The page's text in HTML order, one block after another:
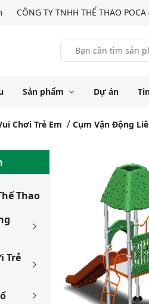
CÔNG TY TNHH THỂ THAO
Sản phẩm Dự án
Chơi Trẻ Em Cụm Vận Động
Thao
Trẻ